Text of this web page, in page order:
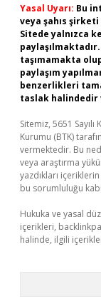
Yasal Uyarı: Bu
veya şahıs
Sitede yalnızca
taşımamakta
paylaşım
benzerlikleri
taslak halindedir
Sitemiz, 5651
Kurumu (BTK)
vermektedir. Bu
veya araştırma
yazdıkları
bu sorumluluğu
Hukuka ve yasal
içerikleri,
halinde, ilgili